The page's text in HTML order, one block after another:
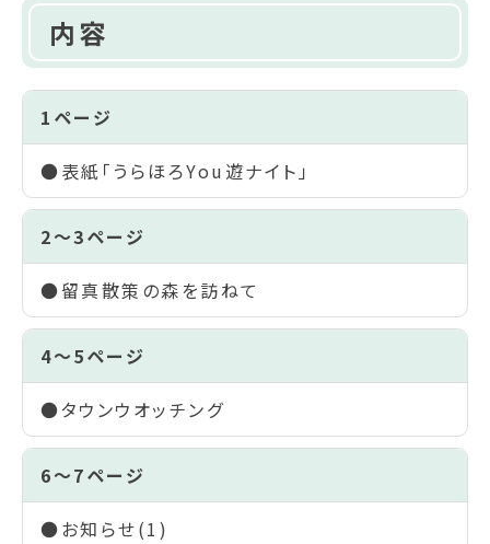
内容
1ページ
●表紙「うらほろYou遊ナイト」
2～3ページ
●留真散策の森を訪ねて
4～5ページ
●タウンウオッチング
6～7ページ
●お知らせ(1)